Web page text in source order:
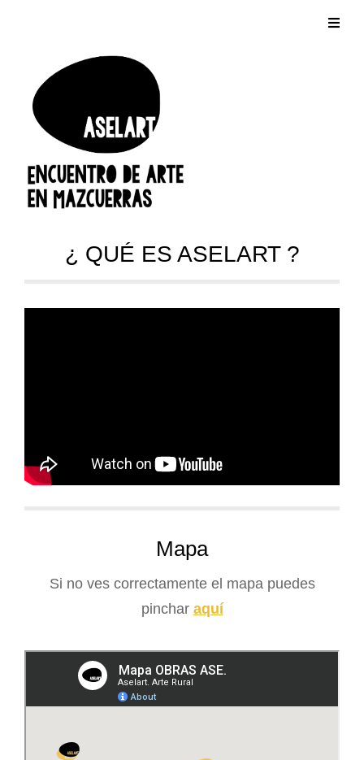
¿ QUÉ ES ASELART ?
Mapa
Si no ves correctamente el mapa puedes
pinchar aquí